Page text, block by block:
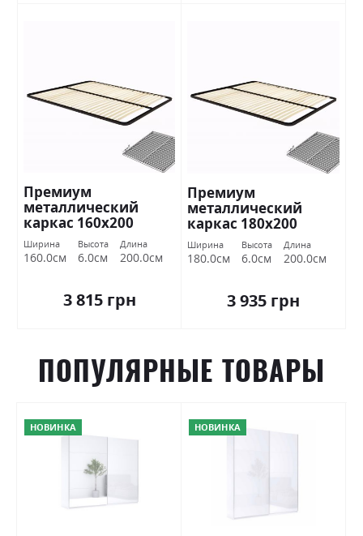
Премиум
металлический
каркас 160х200
Миромарк
Ширина
160.0см
Высота
6.0см
Длина
200.0см
3 815 грн
Премиум
металлический
каркас 180х200
Миромарк
Ширина
180.0см
Высота
6.0см
Длина
200.0см
3 935 грн
ПОПУЛЯРНЫЕ ТОВАРЫ
НОВИНКА НОВИНКА